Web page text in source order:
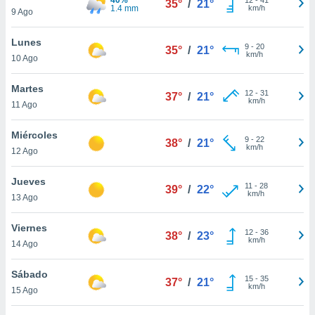
más
nuestra
y
de
disponible
cookies
aceptar
9 Ago
1.4 mm
35° / 21°
km/h
Lunes
10 Ago
35° / 21° 9- 20
km/h
Martes
11 Ago
37° / 21° 12- 31
km/h
Miércoles
12 Ago
38° / 21° 9- 22
km/h
Jueves
13 Ago
39° / 22° 11 - 28
km/h
Viernes
14 Ago
38° / 23° 12- 36
km/h
Sábado
15 Ago
37° / 21° 15- 35
km/h